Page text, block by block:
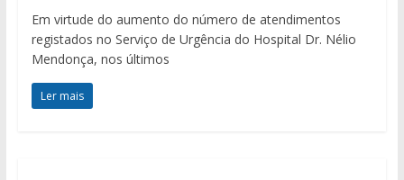
Em virtude do aumento do número de atendimentos
registados no Serviço de Urgência do Hospital Dr. Nélio
Mendonça, nos últimos
Ler mais